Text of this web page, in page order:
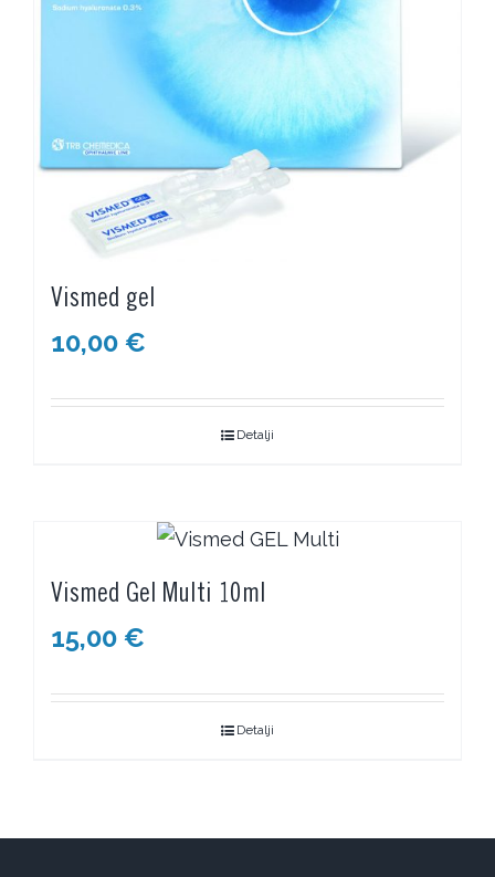
Vismed gel
10,00 €
Detalji
Vismed Gel Multi 10ml
15,00 €
Detalji